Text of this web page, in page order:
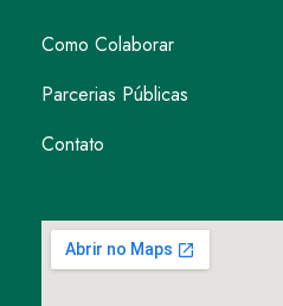
Como Colaborar
Parcerias Públicas
Contato